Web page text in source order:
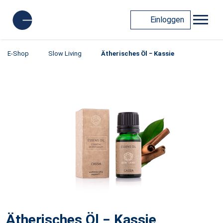
Einloggen
E-Shop Slow Living Ätherisches Öl − Kassie